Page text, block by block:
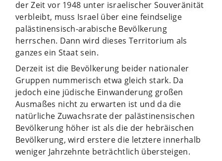
der Zeit vor 1948 unter israelischer Souveränität
verbleibt, muss Israel über eine feindselige
palästinensisch-arabische Bevölkerung
herrschen. Dann wird dieses Territorium als
ganzes ein Staat sein.
Derzeit ist die Bevölkerung beider nationaler
Gruppen nummerisch etwa gleich stark. Da
jedoch eine jüdische Einwanderung großen
Ausmaßes nicht zu erwarten ist und da die
natürliche Zuwachsrate der palästinensischen
Bevölkerung höher ist als die der hebräischen
Bevölkerung, wird erstere die letztere innerhalb
weniger Jahrzehnte beträchtlich übersteigen.